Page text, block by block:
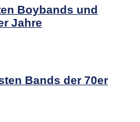
Boybands und
Jahre
Bands der 70er